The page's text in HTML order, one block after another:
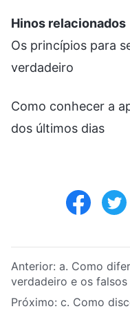
Hinos relacionados
Os princípios para
verdadeiro
Como conhecer a
dos últimos dias
Anterior: a. Como
verdadeiro e os
Próximo: c. Como